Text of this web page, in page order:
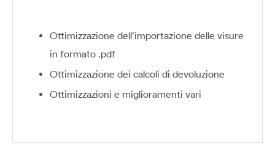
Ottimizzazione dell’importazione delle visure
in formato .pdf
Ottimizzazione dei calcoli di devoluzione
Ottimizzazioni e miglioramenti vari